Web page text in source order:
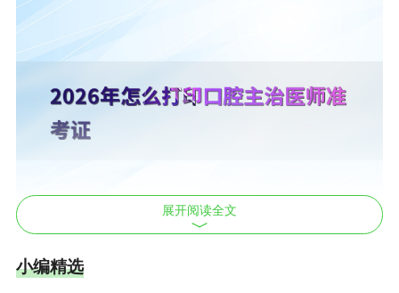
操作步骤如下：
展开阅读全文
小编精选